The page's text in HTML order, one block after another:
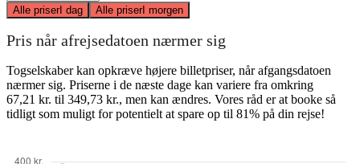
Alle priserI dag Alle priserI morgen
Pris når afrejsedatoen nærmer sig
Togselskaber kan opkræve højere billetpriser, når afgangsdatoen
nærmer sig. Priserne i de næste dage kan variere fra omkring
67,21 kr. til 349,73 kr., men kan ændres. Vores råd er at booke så
tidligt som muligt for potentielt at spare op til 81% på din rejse!